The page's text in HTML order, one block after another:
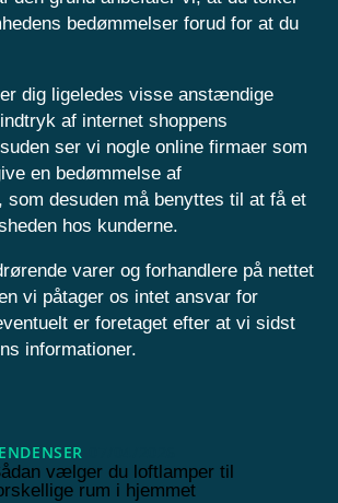
bedømmelser forud for at du
dig ligeledes visse anstændige
af internet shoppens
ser vi nogle online firmaer som
en bedømmelse af
som desuden må benyttes til at få et
hos kunderne.
varer og forhandlere på nettet
vi påtager os intet ansvar for
er foretaget efter at vi sidst
informationer.
vælger du loftlamper til
rum i hjemmet